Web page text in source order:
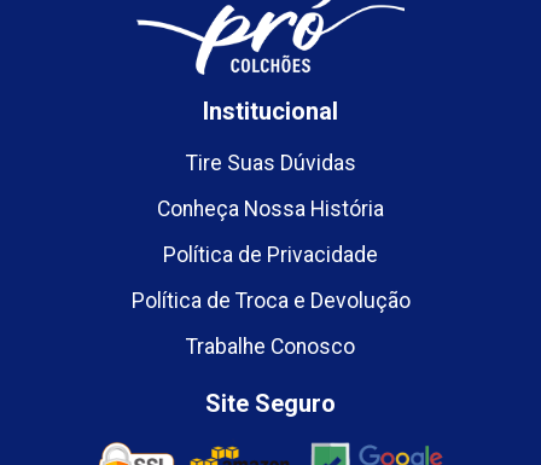
Institucional
Tire Suas Dúvidas
Conheça Nossa História
Política de Privacidade
Política de Troca e Devolução
Trabalhe Conosco
Site Seguro